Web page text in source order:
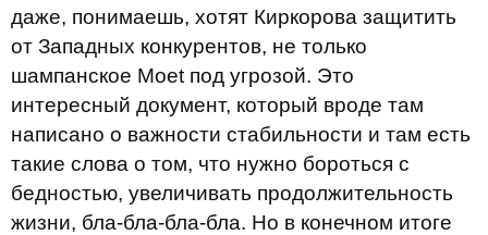
даже, понимаешь, хотят Киркорова защитить
от Западных конкурентов, не только
шампанское Мoet под угрозой. Это
интересный документ, который вроде там
написано о важности стабильности и там есть
такие слова о том, что нужно бороться с
бедностью, увеличивать продолжительность
жизни, бла-бла-бла-бла. Но в конечном итоге